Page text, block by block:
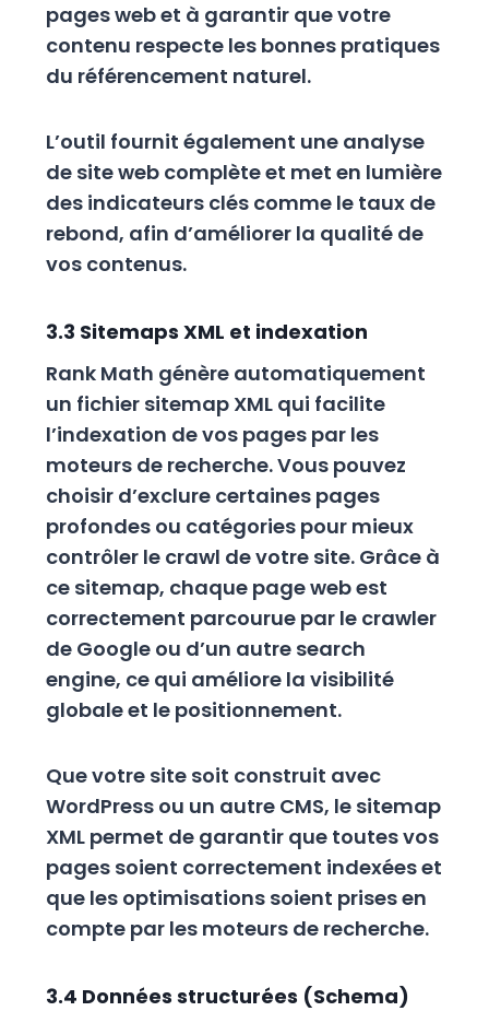
pages web et à garantir que votre
contenu respecte les bonnes pratiques
du référencement naturel.
L’outil fournit également une analyse
de site web complète et met en lumière
des indicateurs clés comme le taux de
rebond, afin d’améliorer la qualité de
vos contenus.
3.3 Sitemaps XML et indexation
Rank Math génère automatiquement
un fichier sitemap XML qui facilite
l’indexation de vos pages par les
moteurs de recherche. Vous pouvez
choisir d’exclure certaines pages
profondes ou catégories pour mieux
contrôler le crawl de votre site. Grâce à
ce sitemap, chaque page web est
correctement parcourue par le crawler
de Google ou d’un autre search
engine, ce qui améliore la visibilité
globale et le positionnement.
Que votre site soit construit avec
WordPress ou un autre CMS, le sitemap
XML permet de garantir que toutes vos
pages soient correctement indexées et
que les optimisations soient prises en
compte par les moteurs de recherche.
3.4 Données structurées (Schema)